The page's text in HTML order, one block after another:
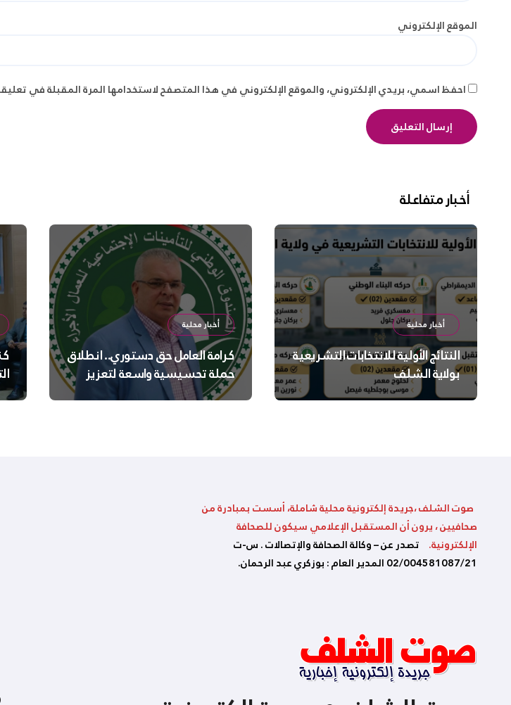
الموقع الإلكتروني
احفظ اسمي، بريدي الإلكتروني، والموقع الإلكتروني في هذا المتصفح لاستخدامها المرة المقبلة في
أخبار متفاعلة
أخبار محلية
النتائج الأولية للانتخابات التشريعية
بولاية الشلف
أخبار محلية
كرامة العامل حق دستوري.. انطلاق
حملة تحسيسية واسعة لتعزيز
السلامة الجسدية والنفسية
صوت الشلف ،جريدة إلكترونية محلية شاملة، أسست بمبادرة من
صحافيين ، يرون أن المستقبل الإعلامي سيكون للصحافة
الإلكترونية. تصدر عن – وكالة الصحافة والإتصالات . س-ت
02/004581087/21 المدير العام : بوزكري عبد الرحمان.